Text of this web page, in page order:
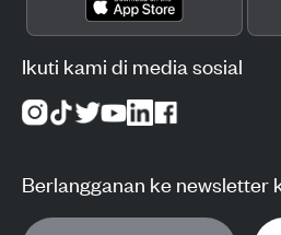
Ikuti kami di media sosial
Berlangganan ke newsletter